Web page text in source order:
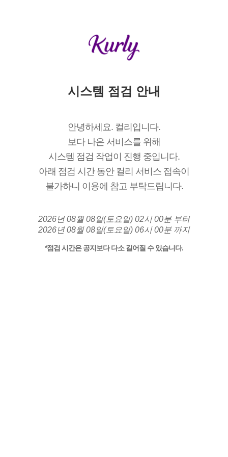
시스템 점검 안내
안녕하세요. 컬리입니다.
보다 나은 서비스를 위해
시스템 점검 작업이 진행 중입니다.
아래 점검 시간 동안 컬리 서비스 접속이
불가하니 이용에 참고 부탁드립니다.
2026년 08월 08일(토요일) 02시 00분 부터
2026년 08월 08일(토요일) 06시 00분 까지
*점검 시간은 공지보다 다소 길어질 수 있습니다.